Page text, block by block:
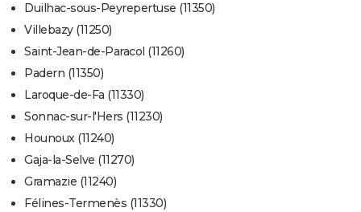
Duilhac-sous-Peyrepertuse (11350)
Villebazy (11250)
Saint-Jean-de-Paracol (11260)
Padern (11350)
Laroque-de-Fa (11330)
Sonnac-sur-l'Hers (11230)
Hounoux (11240)
Gaja-la-Selve (11270)
Gramazie (11240)
Félines-Termenès (11330)